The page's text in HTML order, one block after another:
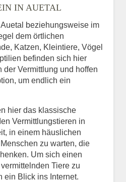
IN AUETAL
beziehungsweise im
dem örtlichen
Katzen, Kleintiere, Vögel
befinden sich hier
der Vermittlung und hoffen
um endlich ein
hier das klassische
Vermittlungstieren in
in einem häuslichen
zu warten, die
Um sich einen
Tiere zu
ein Blick ins Internet.